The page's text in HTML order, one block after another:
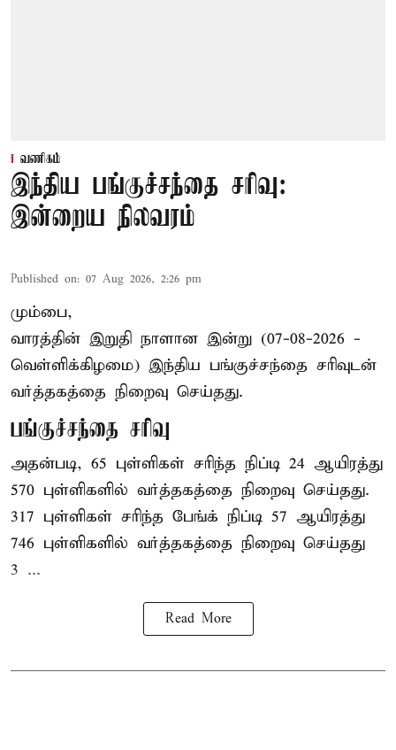
வணிகம்
இந்திய பங்குச்சந்தை சரிவு:
இன்றைய நிலவரம்
Published on: 07 Aug 2026, 2:26 pm
மும்பை,
வாரத்தின் இறுதி நாளான இன்று (07-08-2026 -
வெள்ளிக்கிழமை) இந்திய பங்குச்சந்தை சரிவுடன்
வர்த்தகத்தை நிறைவு செய்தது.
பங்குச்சந்தை சரிவு
அதன்படி, 65 புள்ளிகள் சரிந்த நிப்டி 24 ஆயிரத்து
570 புள்ளிகளில் வர்த்தகத்தை நிறைவு செய்தது.
317 புள்ளிகள் சரிந்த பேங்க் நிப்டி 57 ஆயிரத்து
746 புள்ளிகளில் வர்த்தகத்தை நிறைவு செய்தது
3 ...
Read More